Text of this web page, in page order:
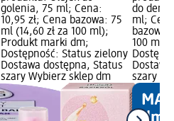
golenia, 75 ml; Cena:
10,95 zł; Cena bazowa: 75
ml (14,60 zł za 100 ml);
Produkt marki dm;
Dostępność: Status zielony
Dostawa dostępna, Status
szary Wybierz sklep dm
do
ml;
bazowa:
100 ml);
szary